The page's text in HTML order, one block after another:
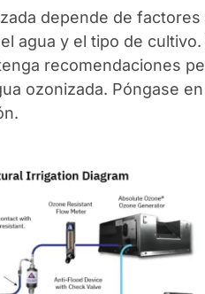
depende de factores
agua y el tipo de
recomendaciones
ozonizada. Póngase